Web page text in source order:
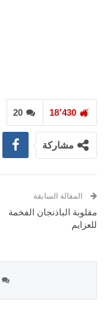
20 18٬430
مشاركة
المقالة السابقة
مقلوبة الباذنجان الفخمة
للعزايم